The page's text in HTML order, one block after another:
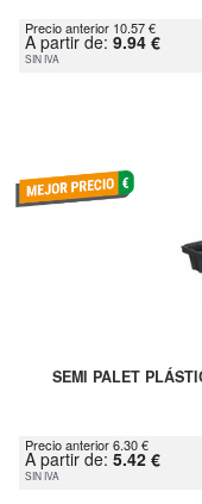
Precio anterior 10.57 €
A partir de: 9.94 €
SIN IVA
SEMI PALET
Precio anterior 6.30 €
A partir de: 5.42 €
SIN IVA